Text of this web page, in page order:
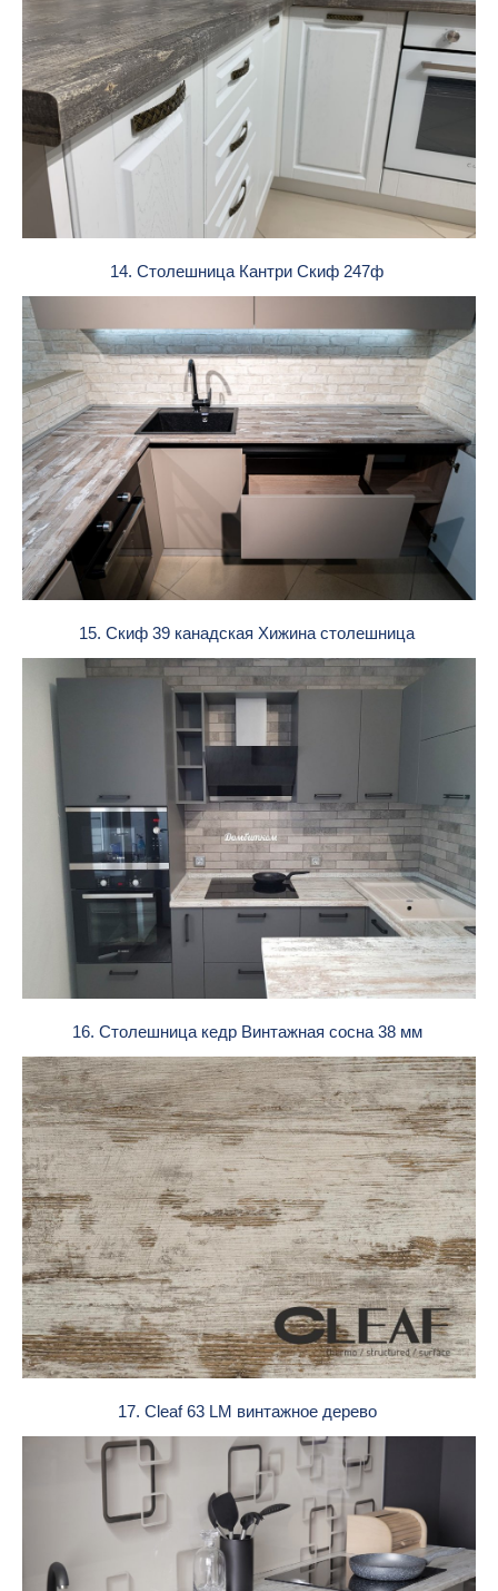
14. Столешница Кантри Скиф 247ф
15. Скиф 39 канадская Хижина столешница
16. Столешница кедр Винтажная сосна 38 мм
17. Cleaf 63 LM винтажное дерево